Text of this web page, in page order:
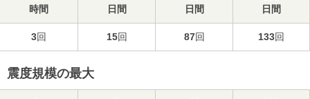
時間
日間
日間
日間
3回 15回 87回 133回
震度規模の最大